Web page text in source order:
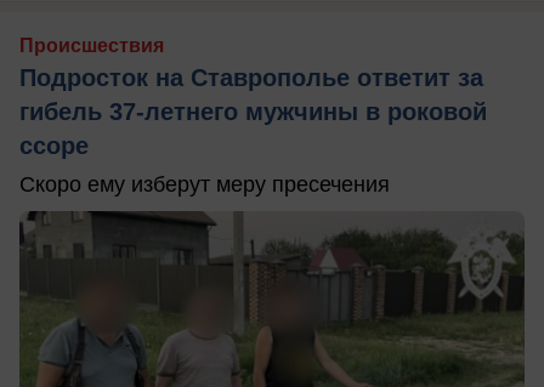
Происшествия
Подросток на Ставрополье ответит за
гибель 37-летнего мужчины в роковой
ссоре
Скоро ему изберут меру пресечения